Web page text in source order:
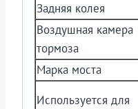
Задняя колея
Воздушная камера
тормоза
Марка моста
Используется для